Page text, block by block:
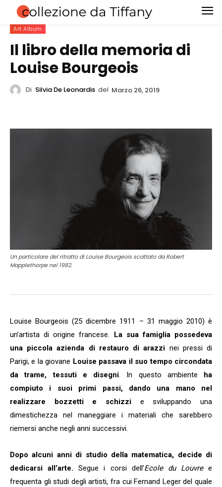
Art Album
Il libro della memoria di
Louise Bourgeois
Di Silvia De Leonardis del Marzo 26, 2019
Un particolare del ritratto di Louise Bourgeois scattato da Robert
Mapplethorpe nel 1982.
Louise Bourgeois (25 dicembre 1911 – 31 maggio 2010) è
un’artista di origine francese.
La sua famiglia possedeva
una piccola azienda di restauro di arazzi nei pressi di
Parigi, e la giovane Louise passava il suo tempo circondata
da trame, tessuti e disegni. In questo ambiente ha
compiuto i suoi primi passi, dando una mano nel
realizzare bozzetti e schizzi e sviluppando una
dimestichezza nel maneggiare i materiali che sarebbero
riemersi anche negli anni successivi.
Dopo alcuni anni di studio della matematica, decide di
dedicarsi all’arte. Segue i corsi dell’Ecole du Louvree
frequenta gli studi degli artisti, fra cui Fernand Leger del quale